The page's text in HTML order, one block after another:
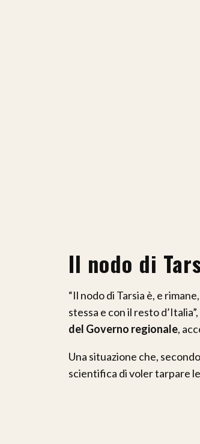
Il nodo di
“Il nodo di Tarsia è, e
stessa e con il resto
del Governo regionale,
Una situazione che,
scientifica di voler tarpare